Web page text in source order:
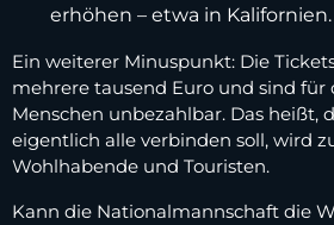
erhöhen – etwa in Kalifornien.
Ein weiterer Minuspunkt: Die
mehrere tausend Euro und sind für
Menschen unbezahlbar. Das heißt,
eigentlich alle verbinden soll, wird
Wohlhabende und Touristen.
Kann die Nationalmannschaft die